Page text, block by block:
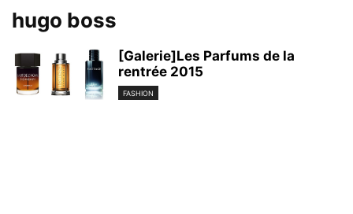
hugo boss
[Galerie]Les Parfums de la
rentrée 2015
FASHION